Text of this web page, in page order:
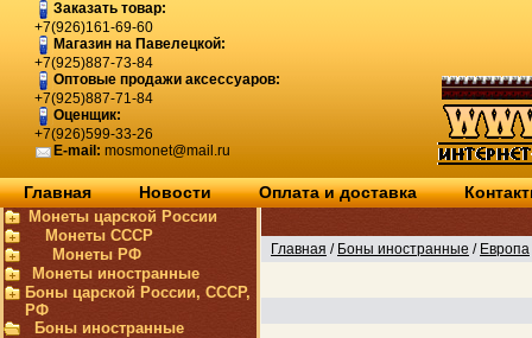
Заказать товар:
+7(926)161-69-60
Магазин на Павелецкой:
+7(925)887-73-84
Оптовые продажи аксессуаров:
+7(925)887-71-84
Оценщик:
+7(926)599-33-26
E-mail: mosmonet@mail.ru
Главная Новости Оплата и доставка
Монеты царской России
Монеты СССР
Монеты РФ
Монеты иностранные
Боны царской России, СССР,
РФ
Боны иностранные
Главная / Боны иностранные / Европа